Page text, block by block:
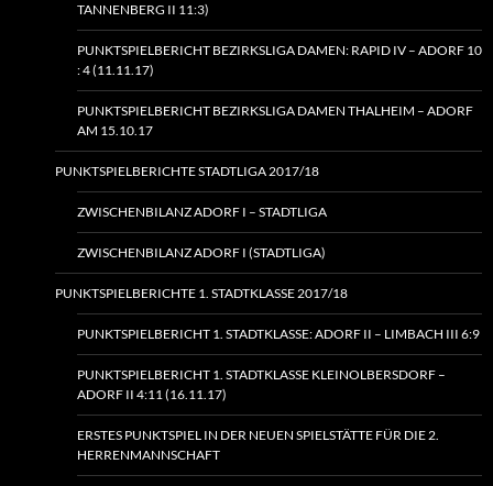
TANNENBERG II 11:3)
PUNKTSPIELBERICHT BEZIRKSLIGA DAMEN: RAPID IV – ADORF 10
: 4 (11.11.17)
PUNKTSPIELBERICHT BEZIRKSLIGA DAMEN THALHEIM – ADORF
AM 15.10.17
PUNKTSPIELBERICHTE STADTLIGA 2017/18
ZWISCHENBILANZ ADORF I – STADTLIGA
ZWISCHENBILANZ ADORF I (STADTLIGA)
PUNKTSPIELBERICHTE 1. STADTKLASSE 2017/18
PUNKTSPIELBERICHT 1. STADTKLASSE: ADORF II – LIMBACH III 6:9
PUNKTSPIELBERICHT 1. STADTKLASSE KLEINOLBERSDORF –
ADORF II 4:11 (16.11.17)
ERSTES PUNKTSPIEL IN DER NEUEN SPIELSTÄTTE FÜR DIE 2.
HERRENMANNSCHAFT